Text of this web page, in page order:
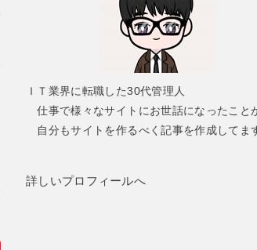
ＩＴ業界に転職した30代管理人
仕事で様々なサイトにお世話になったこと
自分もサイトを作るべく記事を作成してま
詳しいプロフィールへ